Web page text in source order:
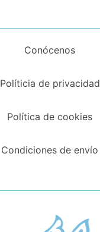
Conócenos
Políticia de privacidad
Política de cookies
Condiciones de envío